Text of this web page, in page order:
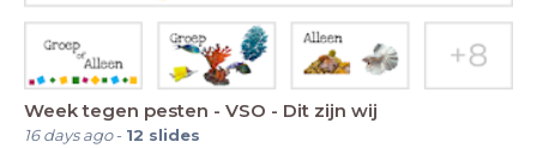
Week tegen pesten - VSO - Dit zijn wij
16 days ago- 12 slides